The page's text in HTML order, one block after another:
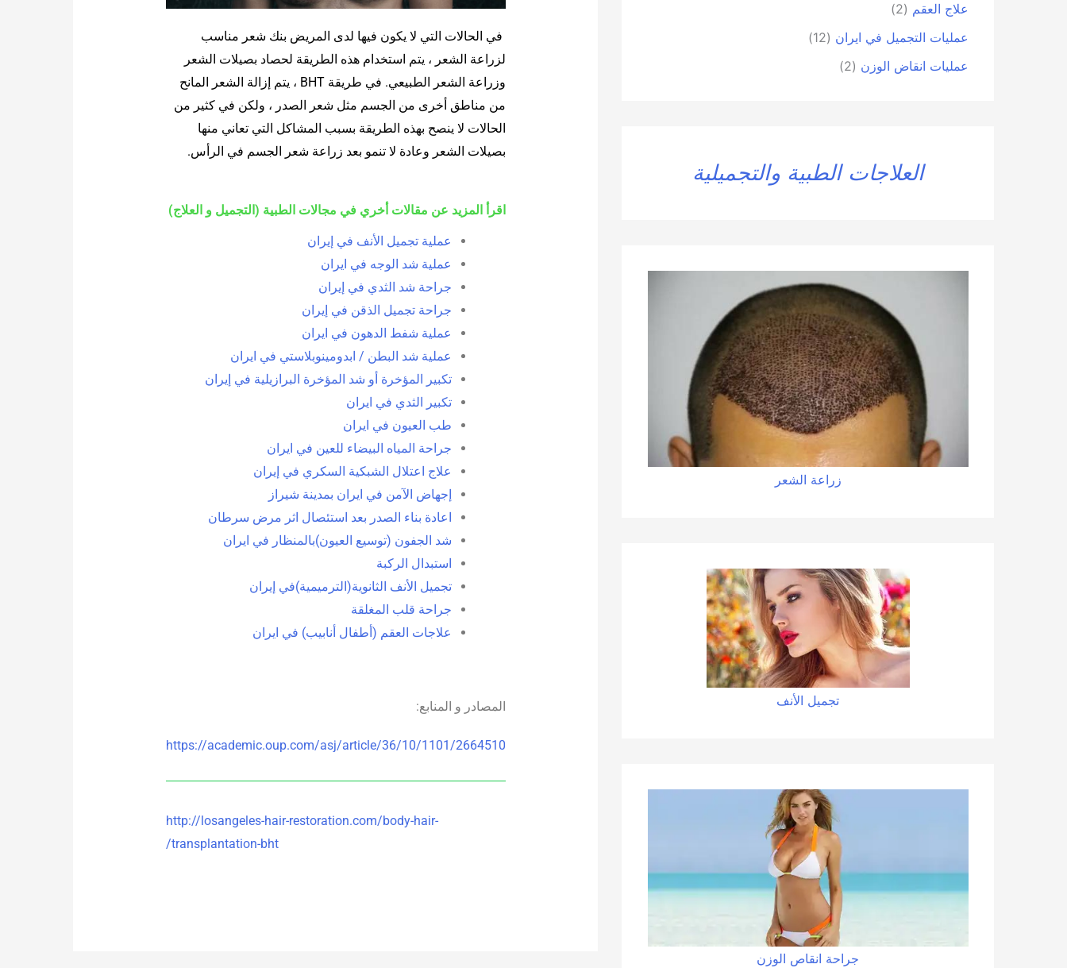
علاج العقم (2)
عمليات التجميل في ايران (12)
عمليات انقاض الوزن (2)
العلاجات الطبية والتجميلية
زراعة الشعر
تجميل الأنف
جراحة انقاص الوزن
في الحالات التي لا يكون فيها لدى المريض بنك شعر مناسب
لزراعة الشعر ، يتم استخدام هذه الطريقة لحصاد بصيلات الشعر
وزراعة الشعر الطبيعي. في طريقة BHT ، يتم إزالة الشعر المانح
من مناطق أخرى من الجسم مثل شعر الصدر ، ولكن في كثير من
الحالات لا ينصح بهذه الطريقة بسبب المشاكل التي تعاني منها
بصيلات الشعر وعادة لا تنمو بعد زراعة شعر الجسم في الرأس.
اقرأ المزيد عن مقالات أخري في مجالات الطبية (التجميل و العلاج)
عملية تجميل الأنف في إيران
عملية شد الوجه في ايران
جراحة شد الثدي في إيران
جراحة تجميل الذقن في إيران
عملية شفط الدهون في ايران
عملية شد البطن / ابدومينوبلاستي في ايران
تكبير المؤخرة أو شد المؤخرة البرازيلية في إيران
تكبير الثدي في ايران
طب العيون في ايران
جراحة المياه البيضاء للعين في ايران
علاج اعتلال الشبكية السكري في إيران
إجهاض الآمن في ايران بمدينة شيراز
اعادة بناء الصدر بعد استئصال اثر مرض سرطان
شد الجفون (توسيع العيون)بالمنظار في ايران
استبدال الركبة
تجميل الأنف الثانوية(الترميمية)في إيران
جراحة قلب المغلقة
علاجات العقم (أطفال أنابيب) في ايران
المصادر و المنابع:
https://academic.oup.com/asj/article/36/10/1101/2664510
http://losangeles-hair-restoration.com/body-hair-
transplantation-bht/